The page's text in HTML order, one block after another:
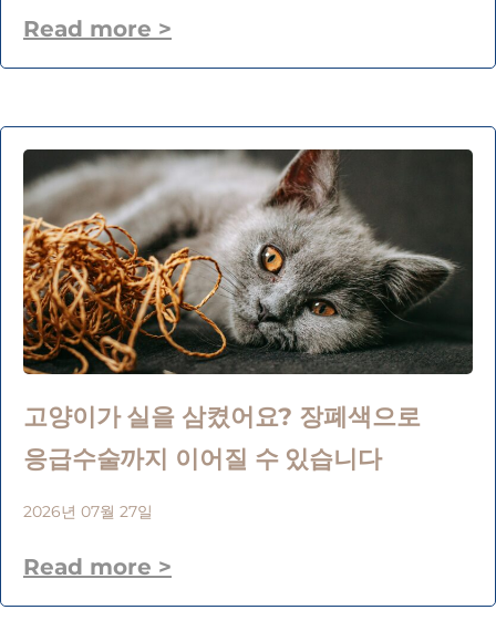
Read more >
고양이가 실을 삼켰어요? 장폐색으로
응급수술까지 이어질 수 있습니다
2026년 07월 27일
Read more >